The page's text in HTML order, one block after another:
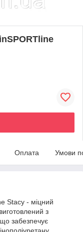
Оплата Умови
Stacy - міцний
з
що забезпечує